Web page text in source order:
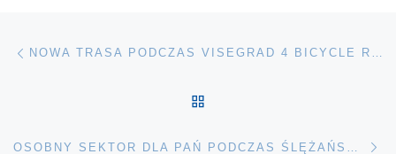
Nawigacja wpisu